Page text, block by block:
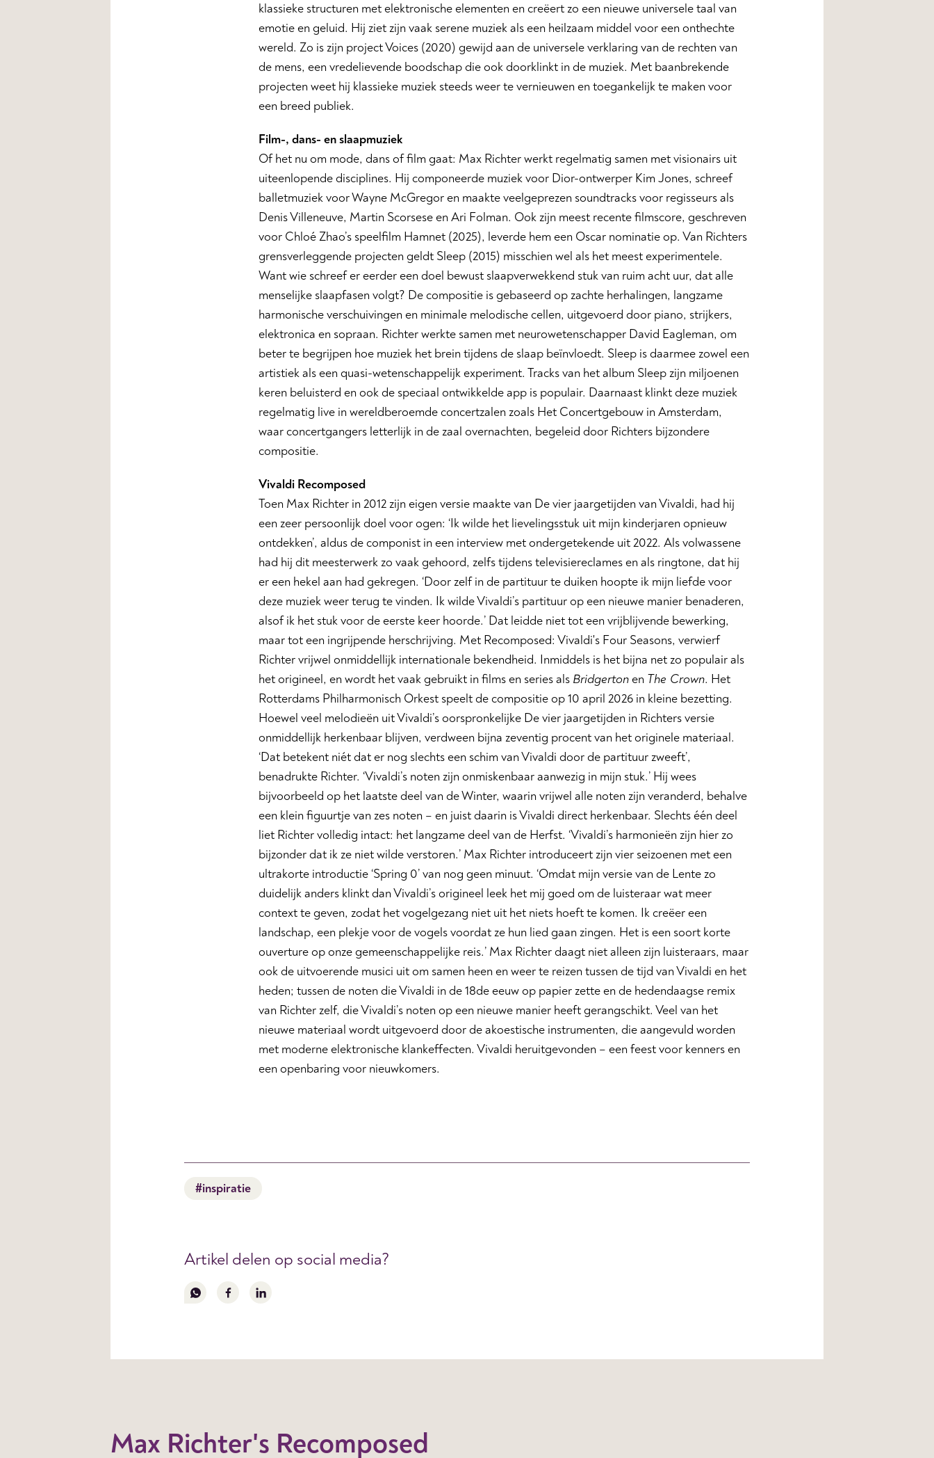
klassieke structuren met elektronische elementen en creëert zo een nieuwe universele taal van
emotie en geluid. Hij ziet zijn vaak serene muziek als een heilzaam middel voor een onthechte
wereld. Zo is zijn project Voices (2020) gewijd aan de universele verklaring van de rechten van
de mens, een vredelievende boodschap die ook doorklinkt in de muziek. Met baanbrekende
projecten weet hij klassieke muziek steeds weer te vernieuwen en toegankelijk te maken voor
een breed publiek.
Film-, dans- en slaapmuziek
Of het nu om mode, dans of film gaat: Max Richter werkt regelmatig samen met visionairs uit
uiteenlopende disciplines. Hij componeerde muziek voor Dior-ontwerper Kim Jones, schreef
balletmuziek voor Wayne McGregor en maakte veelgeprezen soundtracks voor regisseurs als
Denis Villeneuve, Martin Scorsese en Ari Folman. Ook zijn meest recente filmscore, geschreven
voor Chloé Zhao’s speelfilm Hamnet (2025), leverde hem een Oscar nominatie op. Van Richters
grensverleggende projecten geldt Sleep (2015) misschien wel als het meest experimentele.
Want wie schreef er eerder een doel bewust slaapverwekkend stuk van ruim acht uur, dat alle
menselijke slaapfasen volgt? De compositie is gebaseerd op zachte herhalingen, langzame
harmonische verschuivingen en minimale melodische cellen, uitgevoerd door piano, strijkers,
elektronica en sopraan. Richter werkte samen met neurowetenschapper David Eagleman, om
beter te begrijpen hoe muziek het brein tijdens de slaap beïnvloedt. Sleep is daarmee zowel een
artistiek als een quasi-wetenschappelijk experiment. Tracks van het album Sleep zijn miljoenen
keren beluisterd en ook de speciaal ontwikkelde app is populair. Daarnaast klinkt deze muziek
regelmatig live in wereldberoemde concertzalen zoals Het Concertgebouw in Amsterdam,
waar concertgangers letterlijk in de zaal overnachten, begeleid door Richters bijzondere
compositie.
Vivaldi Recomposed
Toen Max Richter in 2012 zijn eigen versie maakte van De vier jaargetijden van Vivaldi, had hij
een zeer persoonlijk doel voor ogen: ‘Ik wilde het lievelingsstuk uit mijn kinderjaren opnieuw
ontdekken’, aldus de componist in een interview met ondergetekende uit 2022. Als volwassene
had hij dit meesterwerk zo vaak gehoord, zelfs tijdens televisiereclames en als ringtone, dat hij
er een hekel aan had gekregen. ‘Door zelf in de partituur te duiken hoopte ik mijn liefde voor
deze muziek weer terug te vinden. Ik wilde Vivaldi’s partituur op een nieuwe manier benaderen,
alsof ik het stuk voor de eerste keer hoorde.’ Dat leidde niet tot een vrijblijvende bewerking,
maar tot een ingrijpende herschrijving. Met Recomposed: Vivaldi's Four Seasons, verwierf
Richter vrijwel onmiddellijk internationale bekendheid. Inmiddels is het bijna net zo populair als
het origineel, en wordt het vaak gebruikt in films en series als Bridgertonen The Crown. Het
Rotterdams Philharmonisch Orkest speelt de compositie op 10 april 2026 in kleine bezetting.
Hoewel veel melodieën uit Vivaldi’s oorspronkelijke De vier jaargetijden in Richters versie
onmiddellijk herkenbaar blijven, verdween bijna zeventig procent van het originele materiaal.
‘Dat betekent niét dat er nog slechts een schim van Vivaldi door de partituur zweeft’,
benadrukte Richter. ‘Vivaldi’s noten zijn onmiskenbaar aanwezig in mijn stuk.’ Hij wees
bijvoorbeeld op het laatste deel van de Winter, waarin vrijwel alle noten zijn veranderd, behalve
een klein figuurtje van zes noten – en juist daarin is Vivaldi direct herkenbaar. Slechts één deel
liet Richter volledig intact: het langzame deel van de Herfst. ‘Vivaldi’s harmonieën zijn hier zo
bijzonder dat ik ze niet wilde verstoren.’ Max Richter introduceert zijn vier seizoenen met een
ultrakorte introductie ‘Spring 0’ van nog geen minuut. ‘Omdat mijn versie van de Lente zo
duidelijk anders klinkt dan Vivaldi’s origineel leek het mij goed om de luisteraar wat meer
context te geven, zodat het vogelgezang niet uit het niets hoeft te komen. Ik creëer een
landschap, een plekje voor de vogels voordat ze hun lied gaan zingen. Het is een soort korte
ouverture op onze gemeenschappelijke reis.’ Max Richter daagt niet alleen zijn luisteraars, maar
ook de uitvoerende musici uit om samen heen en weer te reizen tussen de tijd van Vivaldi en het
heden; tussen de noten die Vivaldi in de 18de eeuw op papier zette en de hedendaagse remix
van Richter zelf, die Vivaldi’s noten op een nieuwe manier heeft gerangschikt. Veel van het
nieuwe materiaal wordt uitgevoerd door de akoestische instrumenten, die aangevuld worden
met moderne elektronische klankeffecten. Vivaldi heruitgevonden – een feest voor kenners en
een openbaring voor nieuwkomers.
#inspiratie
Artikel delen op social media?
Volg
Volg
Volg
Max Richter's Recomposed